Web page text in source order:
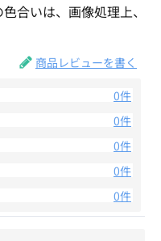
合いは、画像処理上、
商品レビューを書く
0件
0件
0件
0件
0件